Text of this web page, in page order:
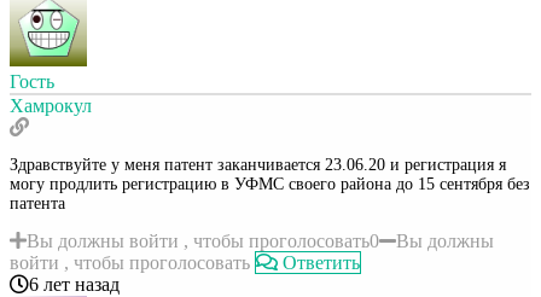
Гость
Хамрокул
Здравствуйте у меня патент заканчивается 23.06.20 и регистрация я
могу продлить регистрацию в УФМС своего района до 15 сентября без
патента
Вы должны войти , чтобы проголосовать0
Вы должны
войти , чтобы проголосовать
Ответить
6 лет назад